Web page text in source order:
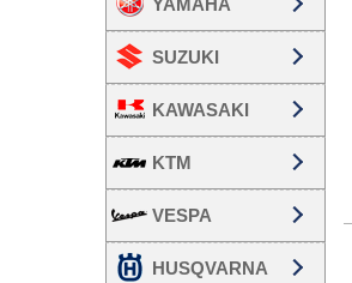
YAMAHA
SUZUKI
KAWASAKI
KTM
VESPA
HUSQVARNA